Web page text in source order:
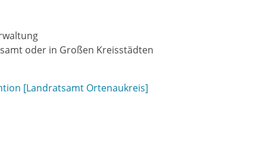
oder in Großen Kreisstädten
[Landratsamt Ortenaukreis]